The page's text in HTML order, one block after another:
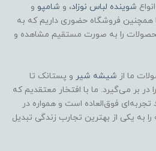
شوینده لباس نوزاد، و شامپو و
همچنین فروشگاه حضوری داریم که به
را به صورت مستقیم مشاهده و
ما از شیشه شیر و پستانک تا
را در بر می‌گیرد. ما با افتخار معتقدیم که
تجربه‌ای فوق‌العاده است و همواره در
به یکی از بهترین تجارب زندگی تبدیل